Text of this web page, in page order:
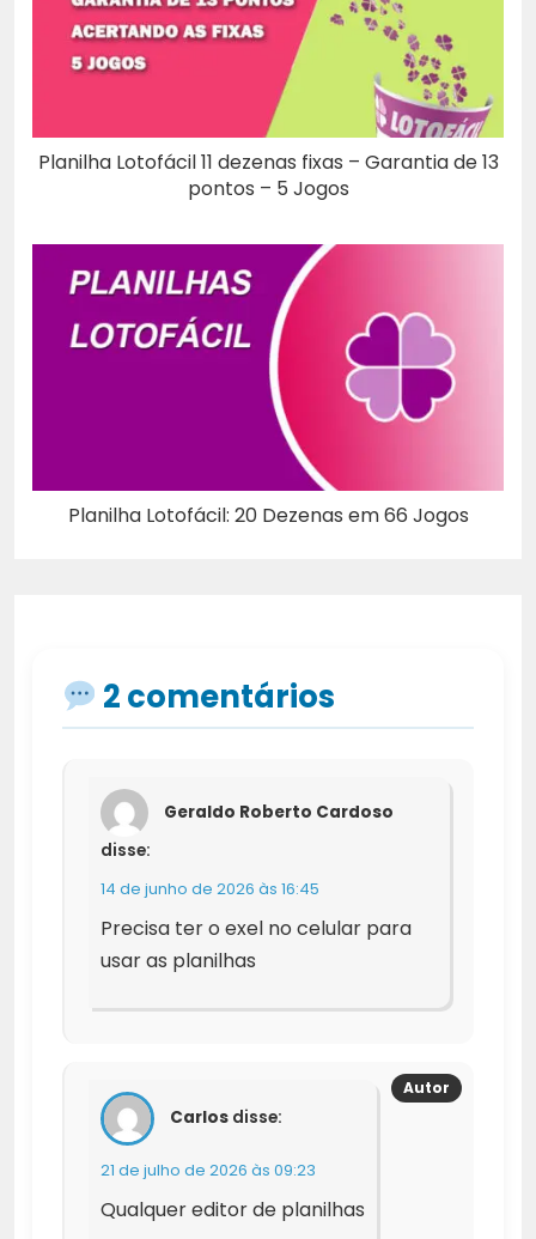
Planilha Lotofácil 11 dezenas fixas – Garantia de 13
pontos – 5 Jogos
Planilha Lotofácil: 20 Dezenas em 66 Jogos
2 comentários
Geraldo Roberto Cardoso
disse:
14 de junho de 2026 às 16:45
Precisa ter o exel no celular para
usar as planilhas
Carlos disse:
21 de julho de 2026 às 09:23
Qualquer editor de planilhas